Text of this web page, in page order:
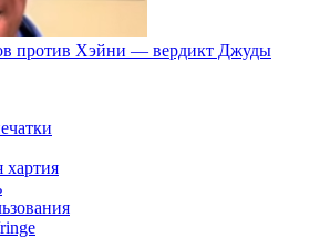
против Хэйни — вердикт Джуды
хартия